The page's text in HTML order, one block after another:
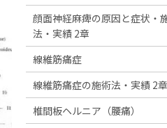
顔面神経麻痺の原因と症状・
法・実績 2章
線維筋痛症
線維筋痛症の施術法・実績 2章
椎間板ヘルニア（腰痛）